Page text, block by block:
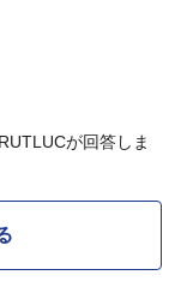
が回答しま